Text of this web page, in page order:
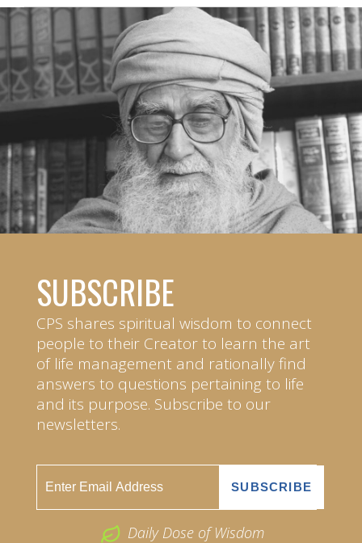
SUBSCRIBE
CPS shares spiritual wisdom to connect
people to their Creator to learn the art
of life management and rationally find
answers to questions pertaining to life
and its purpose. Subscribe to our
newsletters.
Daily Dose of Wisdom